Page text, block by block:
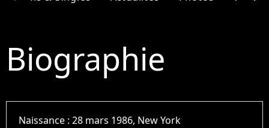
Biographie
Naissance :28 mars 1986, New York